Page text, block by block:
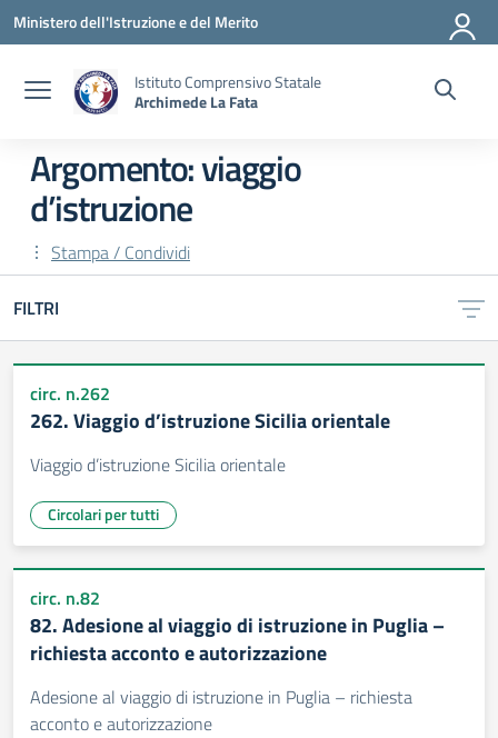
Vai ai contenuti
Vai al menu di navigazione
Vai al footer
Ministero dell'Istruzione e del Merito
Istituto Comprensivo Statale
Archimede La Fata
Argomento: viaggio
d’istruzione
Stampa / Condividi
FILTRI
circ. n.262
262. Viaggio d’istruzione Sicilia orientale
Viaggio d’istruzione Sicilia orientale
Circolari per tutti
circ. n.82
82. Adesione al viaggio di istruzione in Puglia –
richiesta acconto e autorizzazione
Adesione al viaggio di istruzione in Puglia – richiesta
acconto e autorizzazione